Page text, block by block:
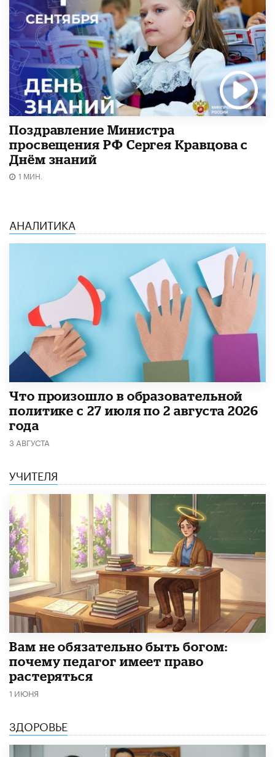
Поздравление Министра
просвещения РФ Сергея Кравцова с
Днём знаний
1 МИН.
АНАЛИТИКА
​Что произошло в образовательной
политике с 27 июля по 2 августа 2026
года
3 АВГУСТА
УЧИТЕЛЯ
​Вам не обязательно быть богом:
почему педагог имеет право
растеряться
1 ИЮНЯ
ЗДОРОВЬЕ